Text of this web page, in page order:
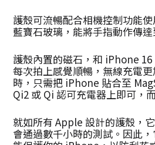
護殼可流暢配合相機控制功能
藍寶石玻璃，能將手指動作傳達
護殼內置的磁石，和 iPhone 16
每次拍上感覺順暢，無線充電
時，只需把 iPhone 貼合至
Qi2 或 Qi 認可充電器上即可，
就如所有 Apple 設計的護殼，
會通過數千小時的測試。因此